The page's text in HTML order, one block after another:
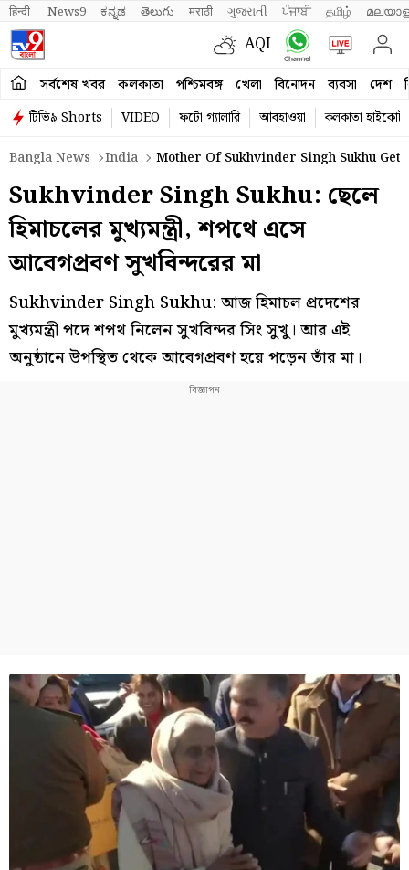
हिन्दी News9 ಕನ್ನಡ తెలుగు मराठी ગુજરાતી ਪੰਜਾਬੀ தமிழ்
AQI
সর্বশেষ খবর কলকাতা পশ্চিমবঙ্গ খেলা বিনোদন ব্যবসা দেশ
টিভি৯ Shorts VIDEO ফটো গ্যালারি আবহাওয়া
কলকাতা হাইকোর্ট
Bangla News
India Mother Of Sukhvinder Singh Sukhu
Sukhvinder Singh Sukhu: ছেলে
হিমাচলের মুখ্যমন্ত্রী, শপথে এসে
আবেগপ্রবণ সুখবিন্দরের মা
Sukhvinder Singh Sukhu: আজ হিমাচল প্রদেশের
মুখ্যমন্ত্রী পদে শপথ নিলেন সুখবিন্দর সিং সুখু। আর এই
অনুষ্ঠানে উপস্থিত থেকে আবেগপ্রবণ হয়ে পড়েন তাঁর মা।